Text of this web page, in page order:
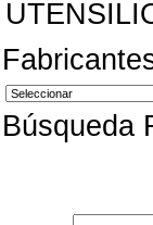
Búsqueda